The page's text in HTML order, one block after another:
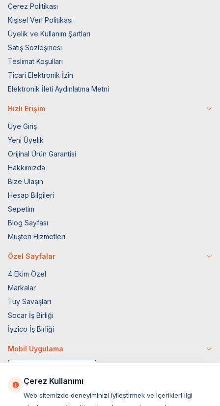
Çerez Politikası
Kişisel Veri Politikası
Üyelik ve Kullanım Şartları
Satış Sözleşmesi
Teslimat Koşulları
Ticari Elektronik İzin
Elektronik İleti Aydınlatma Metni
Hızlı Erişim
Üye Giriş
Yeni Üyelik
Orijinal Ürün Garantisi
Hakkımızda
Bize Ulaşın
Hesap Bilgileri
Sepetim
Blog Sayfası
Müşteri Hizmetleri
Özel Sayfalar
4 Ekim Özel
Markalar
Tüy Savaşları
Socar İş Birliği
İyzico İş Birliği
Mobil Uygulama
Çerez Kullanımı
Web sitemizde deneyiminizi iyileştirmek ve içerikleri ilgi